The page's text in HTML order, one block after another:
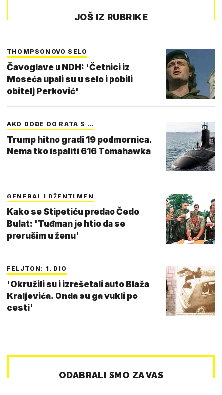
JOŠ IZ RUBRIKE
THOMPSONOVO SELO
Čavoglave u NDH: 'Četnici iz
Moseća upali su u selo i pobili
obitelj Perković'
AKO DOĐE DO RATA S …
Trump hitno gradi 19 podmornica.
Nema tko ispaliti 616 Tomahawka
GENERAL I DŽENTLMEN
Kako se Stipetiću predao Čedo
Bulat: 'Tuđman je htio da se
prerušim u ženu'
FELJTON: 1. DIO
'Okružili su i izrešetali auto Blaža
Kraljevića. Onda su ga vukli po
cesti'